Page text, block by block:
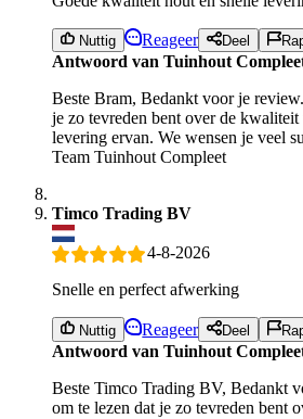
Nuttig Reageer Deel
Antwoord van Tuinhout
Beste Bram, Bedankt voor je
je zo tevreden bent over de kwaliteit
levering ervan. We wensen je veel
Team Tuinhout Compleet
Timco Trading BV
4-8-2026
Snelle en perfect afwerking
Nuttig Reageer Deel
Antwoord van Tuinhout
Beste Timco Trading BV, Bedankt
om te lezen dat je zo tevreden bent